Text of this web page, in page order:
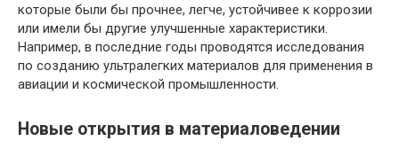
которые были бы прочнее, легче, устойчивее к коррозии
или имели бы другие улучшенные характеристики.
Например, в последние годы проводятся исследования
по созданию ультралегких материалов для применения в
авиации и космической промышленности.
Новые открытия в материаловедении